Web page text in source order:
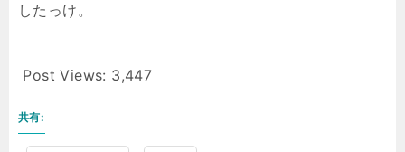
したっけ。
Post Views: 3,447
共有: